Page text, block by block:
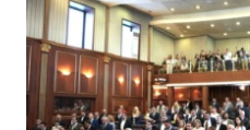
MOJA EVROPA
TRI DECENIJE OD RATA U BIH
SVE KARTE DEJTONA